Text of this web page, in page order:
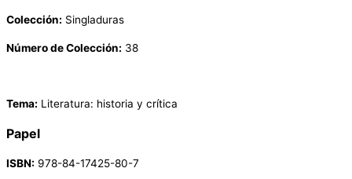
Colección: Singladuras
Número de Colección: 38
Tema: Literatura: historia y crítica
Papel
ISBN: 978-84-17425-80-7